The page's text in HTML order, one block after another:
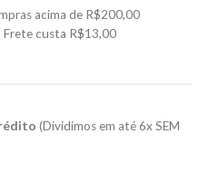
acima de R$200,00
Frete custa R$13,00
(Dividimos em até 6x SEM